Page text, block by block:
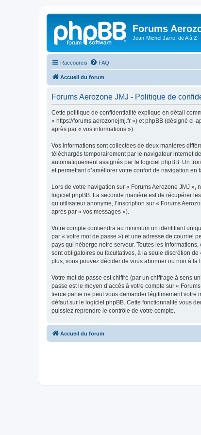
Forums
Jean-Michel Jarre, de A à Z
Raccourcis FAQ
Accueil du forum
Forums Aerozone JMJ - Politique de
Cette politique de confidentialité explique en détail
« https://forums.aerozonejmj.fr ») et phpBB (désigné ci-
après par « vos informations »).
Vos informations sont collectées de deux manières
téléchargés temporairement par le navigateur internet
automatiquement assignés par le logiciel phpBB. Un
et permettant d’améliorer votre confort de navigation en
Lors de votre navigation sur « Forums Aerozone JMJ
logiciel phpBB. La seconde manière est de récupérer
qu’utilisateur anonyme, l’inscription sur « Forums
après par « vos messages »).
Votre compte contiendra au minimum un identifiant
par « votre mot de passe ») et une adresse de courriel
pays qui héberge notre serveur. Toutes les
sont obligatoires ou facultatives, à la seule discrétion
plus, vous pouvez décider de vous abonner ou non à
Votre mot de passe est chiffré (par un chiffrage à sens
passe est le moyen d’accès à votre compte sur «
tierce partie ne peut vous demander légitimement votre
défaut sur le logiciel phpBB. Cette fonctionnalité vous
puissiez reprendre le contrôle de votre compte.
Accueil du forum